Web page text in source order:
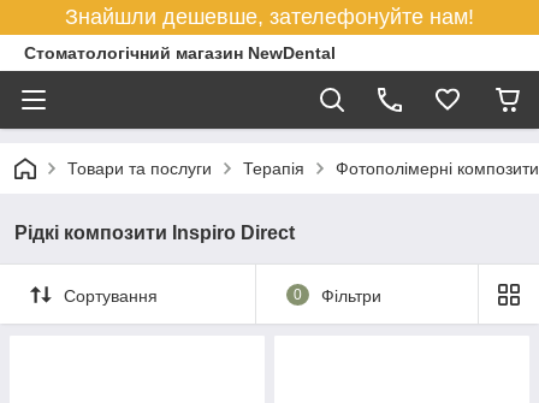
Знайшли дешевше, зателефонуйте нам!
Стоматологічний магазин NewDental
Товари та послуги Терапія Фотополімерні композити
Рідкі композити Inspiro Direct
Сортування 0 Фільтри